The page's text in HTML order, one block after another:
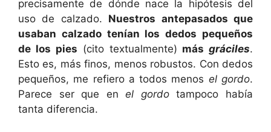
precisamente de dónde nace la hipótesis del
uso de calzado. Nuestros antepasados que
usaban calzado tenían los dedos pequeños
de los pies (cito textualmente) másgráciles.
Esto es, más finos, menos robustos. Con dedos
pequeños, me refiero a todos menos el gordo.
Parece ser que enel gordotampoco había
tanta diferencia.